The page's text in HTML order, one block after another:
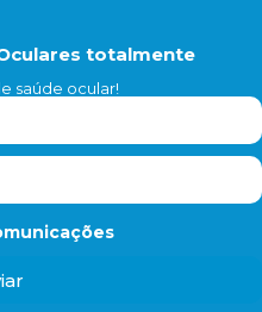
totalmente
saúde ocular!